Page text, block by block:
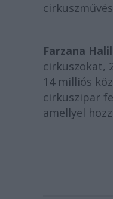
Farzana
cirkuszokat,
14 milliós
cirkuszipar
amellyel